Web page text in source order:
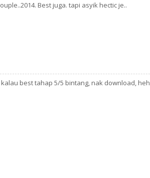
Best juga. tapi asyik hectic je..
best tahap 5/5 bintang, nak download,